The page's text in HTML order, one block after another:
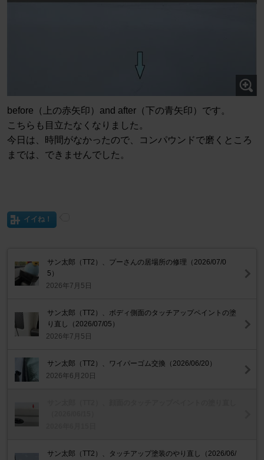
before（上の赤矢印）and after（下の青矢印）です。
こちらも目立たなくなりました。
今日は、時間がなかったので、コンパウンドで磨くところ
までは、できませんでした。
イイね！
サン太郎（TT2）、プーさんの居場所の修理（2026/07/0
5）
2026年7月5日
サン太郎（TT2）、ボディ側面のタッチアップペイントの塗
り直し（2026/07/05）
2026年7月5日
サン太郎（TT2）、ワイパーゴム交換（2026/06/20）
2026年6月20日
サン太郎（TT2）、タッチアップ塗装のやり直し（2026/06/